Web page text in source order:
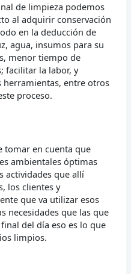
de limpieza podemos
al adquirir conservación
en la deducción de
agua, insumos para su
menor tiempo de
facilitar la labor, y
herramientas, entre otros
proceso.
tomar en cuenta que
ambientales óptimas
actividades que allí
los clientes y
que va utilizar esos
necesidades que las que
del día eso es lo que
limpios.